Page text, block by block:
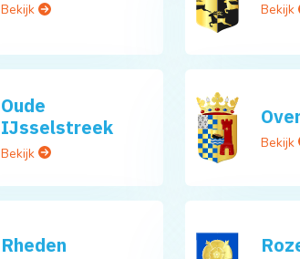
Bekijk Bekijk
Oude
IJsselstreek
Bekijk
Bekijk
Rheden